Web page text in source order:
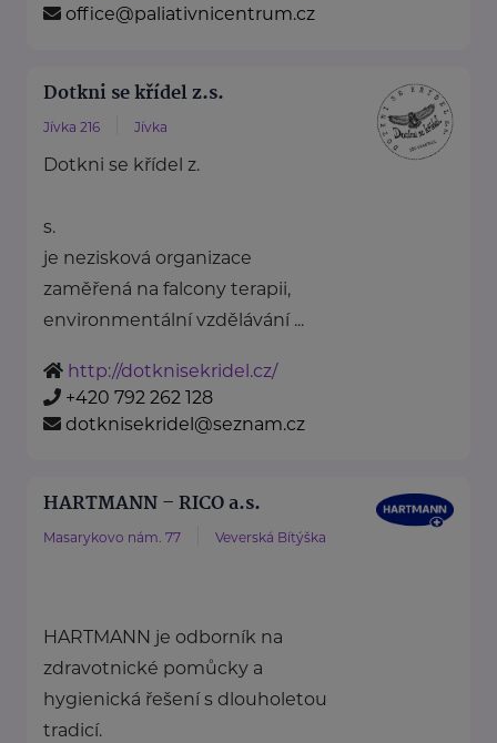
office@paliativnicentrum.cz
Dotkni se křídel z.s.
Jívka 216 Jívka
Dotkni se křídel z.
s.
je nezisková organizace
zaměřená na falcony terapii,
environmentální vzdělávání ...
http://dotknisekridel.cz/
+420 792 262 128
dotknisekridel@seznam.cz
HARTMANN – RICO a.s.
Masarykovo nám. 77 Veverská Bítýška
HARTMANN je odborník na
zdravotnické pomůcky a
hygienická řešení s dlouholetou
tradicí.